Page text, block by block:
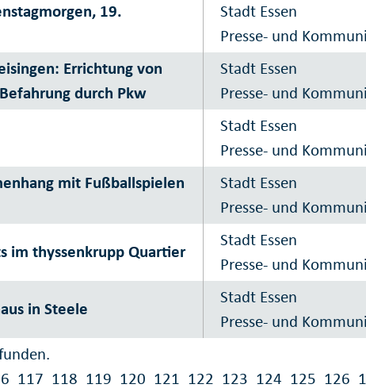
117 118 119 120 121 122 123 124 125 126
19.
Stadt Essen
Presse- und
Errichtung von
durch Pkw
Stadt Essen
Presse- und
Stadt Essen
Presse- und
mit Fußballspielen
Stadt Essen
Presse- und
im thyssenkrupp Quartier
Stadt Essen
Presse- und
in Steele
Stadt Essen
Presse- und